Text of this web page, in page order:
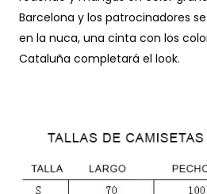
Barcelona y los patrocinadores
en la nuca, una cinta con los
Cataluña completará el look.